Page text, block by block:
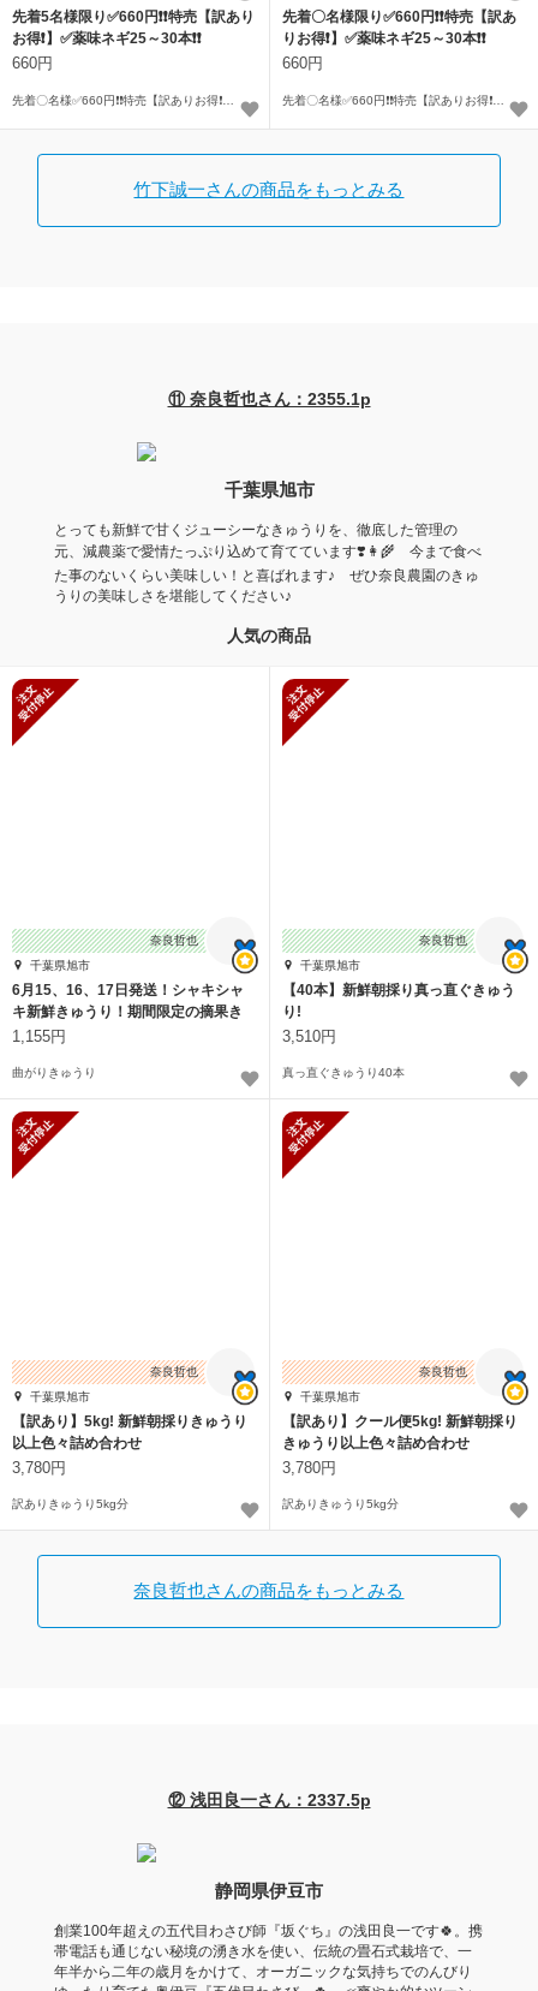
先着5名様限り✅660円❗❗特売【訳あり
お得❗】✅薬味ネギ25～30本❗❗
660円
先着〇名様限り✅660円❗❗特売【訳あ
りお得❗】✅薬味ネギ25～30本❗❗
660円
先着〇名様✅660円❗❗特売【訳ありお得❗】✅薬味ネギ25～30本❗❗
竹下誠一さんの商品をもっとみる
⑪ 奈良哲也さん：2355.1p
千葉県旭市
とっても新鮮で甘くジューシーなきゅうりを、徹底した管理の
元、減農薬で愛情たっぷり込めて育てています❣️👩‍🌾 今まで食べ
た事のないくらい美味しい！と喜ばれます♪ ぜひ奈良農園のきゅ
うりの美味しさを堪能してください♪
人気の商品
奈良哲也
千葉県旭市
6月15、16、17日発送！シャキシャ
キ新鮮きゅうり！期間限定の摘果き
ゅうり。
1,155円
曲がりきゅうり
奈良哲也
千葉県旭市
【40本】新鮮朝採り真っ直ぐきゅう
り!
3,510円
真っ直ぐきゅうり40本
奈良哲也
千葉県旭市
【訳あり】5kg! 新鮮朝採りきゅうり
以上色々詰め合わせ
3,780円
訳ありきゅうり5kg分
奈良哲也
千葉県旭市
【訳あり】クール便5kg! 新鮮朝採り
きゅうり以上色々詰め合わせ
3,780円
訳ありきゅうり5kg分
奈良哲也さんの商品をもっとみる
⑫ 浅田良一さん：2337.5p
静岡県伊豆市
創業100年超えの五代目わさび師『坂ぐち』の浅田良一です🍀。携
帯電話も通じない秘境の湧き水を使い、伝統の畳石式栽培で、一
年半から二年の歳月をかけて、オーガニックな気持ちでのんびり